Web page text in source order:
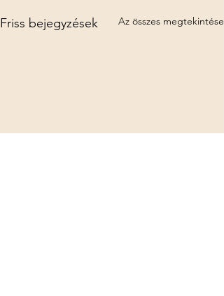
Friss bejegyzések Az összes megtekintése